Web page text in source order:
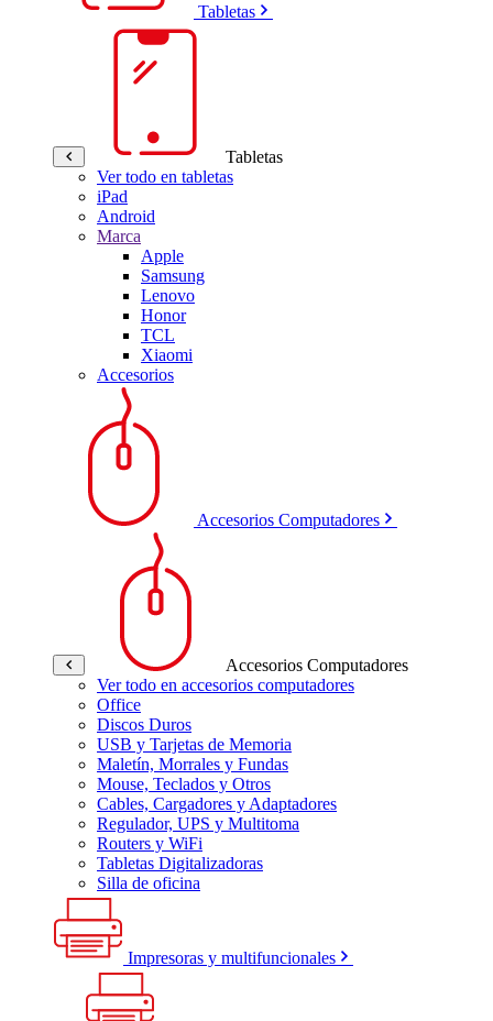
Tabletas
Tabletas
Ver todo en tabletas
iPad
Android
Marca
Apple
Samsung
Lenovo
Honor
TCL
Xiaomi
Accesorios
Accesorios Computadores
Accesorios Computadores
Ver todo en accesorios computadores
Office
Discos Duros
USB y Tarjetas de Memoria
Maletín, Morrales y Fundas
Mouse, Teclados y Otros
Cables, Cargadores y Adaptadores
Regulador, UPS y Multitoma
Routers y WiFi
Tabletas Digitalizadoras
Silla de oficina
Impresoras y multifuncionales